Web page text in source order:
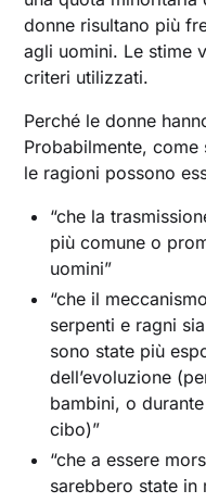
donne risultano più
agli uomini. Le stime
criteri utilizzati.
Perché le donne
Probabilmente,
le ragioni possono
“che la
più comune o
uomini”
“che il
serpenti e ragni
sono state più
dell’evoluzione
bambini, o
cibo)”
“che a essere
sarebbero state in